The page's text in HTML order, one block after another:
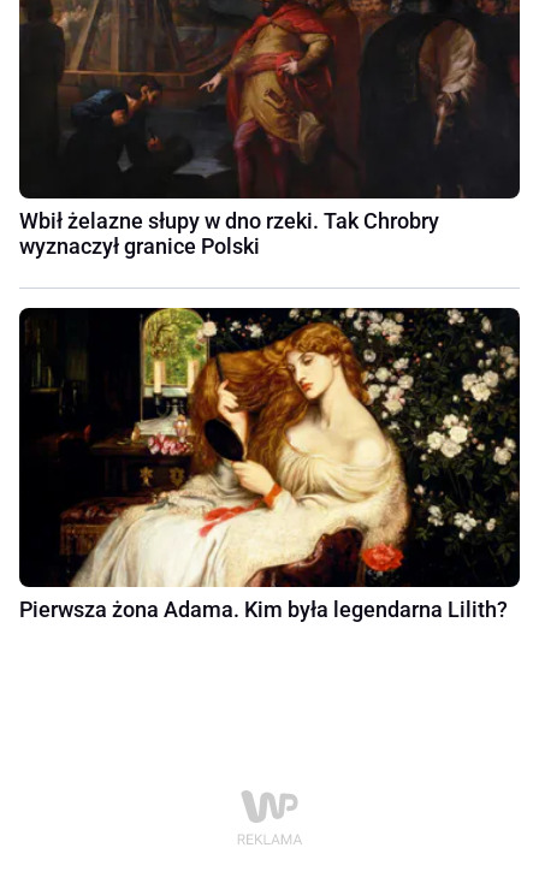
Wbił żelazne słupy w dno rzeki. Tak Chrobry
wyznaczył granice Polski
Pierwsza żona Adama. Kim była legendarna Lilith?